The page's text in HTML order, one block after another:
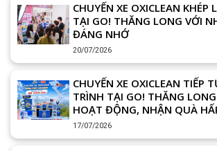
CHUYẾN XE OXICLEAN KHÉP
TẠI GO! THĂNG LONG VỚI
ĐÁNG NHỚ
20/07/2026
CHUYẾN XE OXICLEAN TIẾP
TRÌNH TẠI GO! THĂNG
HOẠT ĐỘNG, NHẬN QUÀ
17/07/2026